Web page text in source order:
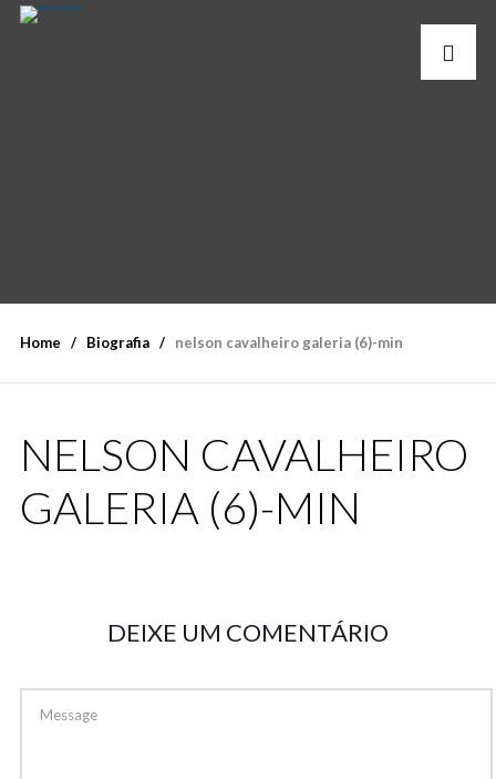
Home Biografia nelson cavalheiro galeria (6)-min
NELSON CAVALHEIRO
GALERIA (6)-MIN
DEIXE UM COMENTÁRIO